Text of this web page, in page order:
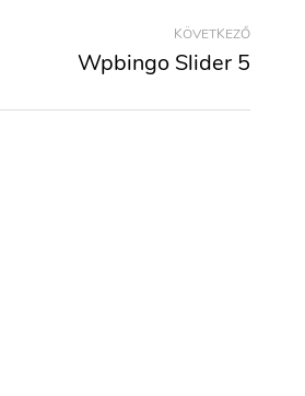
KÖVETKEZŐ
Wpbingo Slider 5